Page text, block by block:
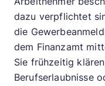
dazu verpflichtet
die
dem Finanzamt
Sie frühzeitig
Berufserlaubnisse